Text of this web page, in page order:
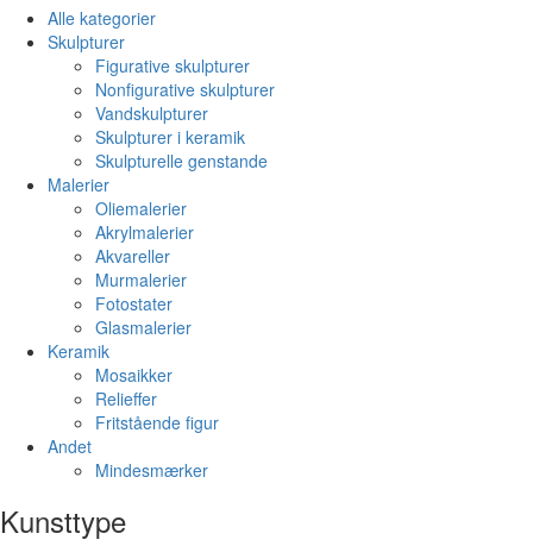
Alle kategorier
Skulpturer
Figurative skulpturer
Nonfigurative skulpturer
Vandskulpturer
Skulpturer i keramik
Skulpturelle genstande
Malerier
Oliemalerier
Akrylmalerier
Akvareller
Murmalerier
Fotostater
Glasmalerier
Keramik
Mosaikker
Relieffer
Fritstående figur
Andet
Mindesmærker
Kunsttype